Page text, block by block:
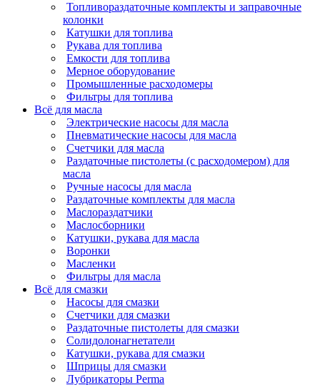
Топливораздаточные комплекты и заправочные
колонки
Катушки для топлива
Рукава для топлива
Емкости для топлива
Мерное оборудование
Промышленные расходомеры
Фильтры для топлива
Всё для масла
Электрические насосы для масла
Пневматические насосы для масла
Счетчики для масла
Раздаточные пистолеты (с расходомером) для
масла
Ручные насосы для масла
Раздаточные комплекты для масла
Маслораздатчики
Маслосборники
Катушки, рукава для масла
Воронки
Масленки
Фильтры для масла
Всё для смазки
Насосы для смазки
Счетчики для смазки
Раздаточные пистолеты для смазки
Солидолонагнетатели
Катушки, рукава для смазки
Шприцы для смазки
Лубрикаторы Perma